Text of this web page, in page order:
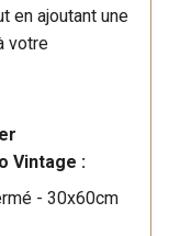
en ajoutant une
votre
Vintage :
- 30x60cm